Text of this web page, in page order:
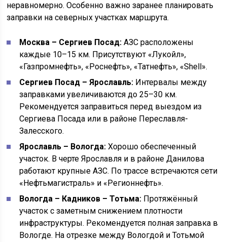
неравномерно. Особенно важно заранее планировать
заправки на северных участках маршрута.
Москва – Сергиев Посад: АЗС расположены
каждые 10–15 км. Присутствуют «Лукойл»,
«Газпромнефть», «Роснефть», «Татнефть», «Shell».
Сергиев Посад – Ярославль: Интервалы между
заправками увеличиваются до 25–30 км.
Рекомендуется заправиться перед выездом из
Сергиева Посада или в районе Переславля-
Залесского.
Ярославль – Вологда: Хорошо обеспеченный
участок. В черте Ярославля и в районе Данилова
работают крупные АЗС. По трассе встречаются сети
«Нефтьмагистраль» и «Регионнефть».
Вологда – Кадников – Тотьма: Протяжённый
участок с заметным снижением плотности
инфраструктуры. Рекомендуется полная заправка в
Вологде. На отрезке между Вологдой и Тотьмой